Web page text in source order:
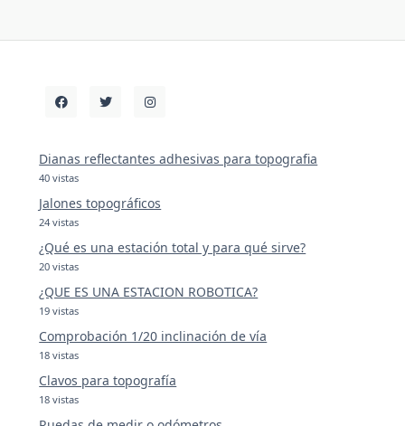
Dianas reflectantes adhesivas para topografia
40 vistas
Jalones topográficos
24 vistas
¿Qué es una estación total y para qué sirve?
20 vistas
¿QUE ES UNA ESTACION ROBOTICA?
19 vistas
Comprobación 1/20 inclinación de vía
18 vistas
Clavos para topografía
18 vistas